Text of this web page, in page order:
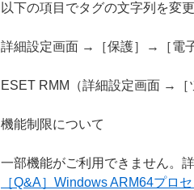
以下の項目でタグの文字列を変
詳細設定画面 →［保護］→［電
ESET RMM（詳細設定画面 →
機能制限について
一部機能がご利用できません。
［Q&A］Windows ARM64プロ